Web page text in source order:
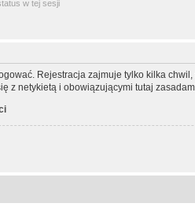
w tej sesji
Rejestracja zajmuje tylko kilka
z netykietą i obowiązującymi tutaj